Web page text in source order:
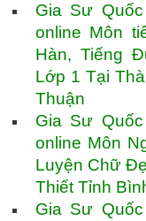
Gia Sư
online Môn
Hàn, Tiếng
Lớp 1 Tại
Thuận
Gia Sư
online Môn
Luyện Chữ
Thiết Tỉnh
Gia Sư